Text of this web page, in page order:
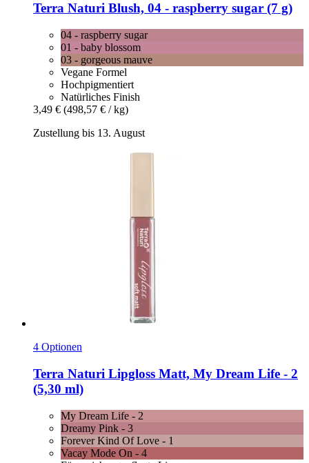
Terra Naturi Blush, 04 -​ raspberry sugar (7 g)
04 - raspberry sugar
01 - baby blossom
03 - gorgeous mauve
Vegane Formel
Hochpigmentiert
Natürliches Finish
3,49 € (498,57 € / kg)
Zustellung bis 13. August
4 Optionen
Terra Naturi Lipgloss Matt, My Dream Life -​ 2
(5,30 ml)
My Dream Life - 2
Dreamy Pink - 3
Forever Kind Of Love - 1
Vacay Mode On - 4